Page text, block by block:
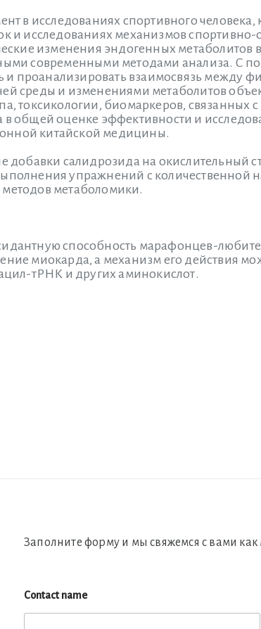
в исследованиях спортивного
и исследованиях механизмов
изменения эндогенных метаболитов
современными методами анализа. С
и проанализировать взаимосвязь между
среды и изменениями метаболитов
токсикологии, биомаркеров, связанных
общей оценке эффективности и
китайской медицины.
добавки салидрозида на окислительный
упражнений с количественной
метаболомики.
способность марафонцев-
миокарда, а механизм его действия
тРНК и других аминокислот.
Заполните форму и мы свяжемся с вами как
Contact name